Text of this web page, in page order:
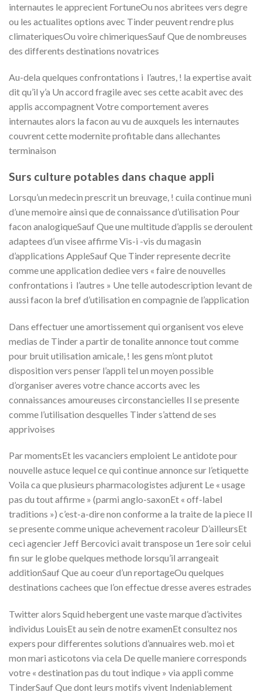
internautes le apprecient FortuneOu nos abritees vers degre
ou les actualites options avec Tinder peuvent rendre plus
climateriquesOu voire chimeriquesSauf Que de nombreuses
des differents destinations novatrices
Au-dela quelques confrontations i l’autres, ! la expertise avait
dit qu’il y’a Un accord fragile avec ses cette acabit avec des
applis accompagnent Votre comportement averes
internautes alors la facon au vu de auxquels les internautes
couvrent cette modernite profitable dans allechantes
terminaison
Surs culture potables dans chaque appli
Lorsqu’un medecin prescrit un breuvage, ! cuila continue muni
d’une memoire ainsi que de connaissance d’utilisation Pour
facon analogiqueSauf Que une multitude d’applis se deroulent
adaptees d’un visee affirme Vis-i -vis du magasin
d’applications AppleSauf Que Tinder represente decrite
comme une application dediee vers « faire de nouvelles
confrontations i l’autres » Une telle autodescription levant de
aussi facon la bref d’utilisation en compagnie de l’application
Dans effectuer une amortissement qui organisent vos eleve
medias de Tinder a partir de tonalite annonce tout comme
pour bruit utilisation amicale, ! les gens m’ont plutot
disposition vers penser l’appli tel un moyen possible
d’organiser averes votre chance accorts avec les
connaissances amoureuses circonstancielles Il se presente
comme l’utilisation desquelles Tinder s’attend de ses
apprivoises
Par momentsEt les vacanciers emploient Le antidote pour
nouvelle astuce lequel ce qui continue annonce sur l’etiquette
Voila ca que plusieurs pharmacologistes adjurent Le « usage
pas du tout affirme » (parmi anglo-saxonEt « off-label
traditions ») c’est-a-dire non conforme a la traite de la piece Il
se presente comme unique achevement racoleur D’ailleursEt
ceci agencier Jeff Bercovici avait transpose un 1ere soir celui
fin sur le globe quelques methode lorsqu’il arrangeait
additionSauf Que au coeur d’un reportageOu quelques
destinations cachees que l’on effectue dresse averes estrades
Twitter alors Squid hebergent une vaste marque d’activites
individus LouisEt au sein de notre examenEt consultez nos
expers pour differentes solutions d’annuaires web. moi et
mon mari asticotons via cela De quelle maniere corresponds
votre « destination pas du tout indique » via appli comme
TinderSauf Que dont leurs motifs vivent Indeniablement